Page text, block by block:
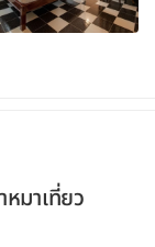
มาเที่ยว